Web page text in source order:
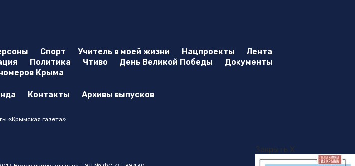
Закрыть X
Спорт Учитель в моей жизни Нацпроекты
Лента
Политика Чтиво День Великой Победы
Документы
Крыма
Контакты Архивы выпусков
«Крымская газета».